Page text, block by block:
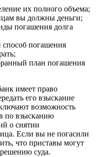
их полного объема;
вы должны деньги;
погашения долга
погашения
план погашения
имеет право
его взыскание
возможность
по взысканию
о снятии
Если вы не погасили
что приставы могут
решению суда.